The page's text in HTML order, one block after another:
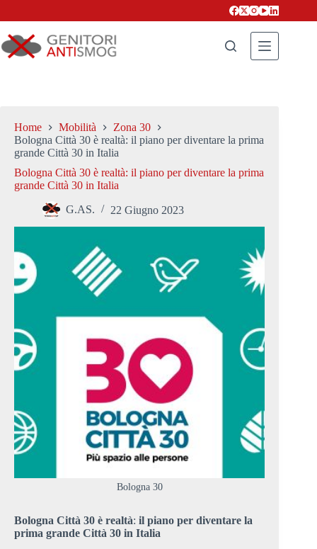
Home Mobilità
Zona 30
Bologna Città 30 è realtà: il piano per diventare la prima
grande Città 30 in Italia
Bologna Città 30 è realtà: il piano per diventare la prima
grande Città 30 in Italia
G.AS. 22 Giugno 2023
Bologna 30
Bologna Città 30 è realtà: il piano per diventare la
prima grande Città 30 in Italia